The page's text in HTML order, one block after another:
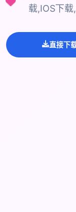
载,IOS下
直接下